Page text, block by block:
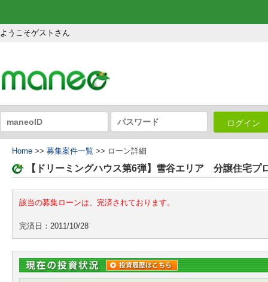
ようこそゲストさん
ログイン
Home >> 募集案件一覧 >> ローン詳細
【ドリーミングハウス第6弾】雪谷エリア 分譲住宅プ
該当の募集ローンは、完済されております。
完済日：2011/10/28